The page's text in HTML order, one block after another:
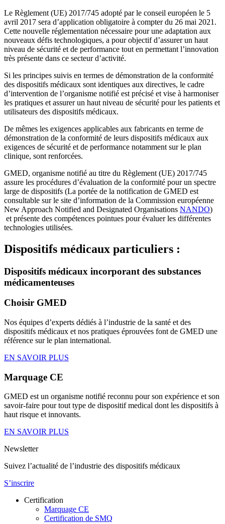
Le Règlement (UE) 2017/745 adopté par le conseil européen le 5
avril 2017 sera d’application obligatoire à compter du 26 mai 2021.
Cette nouvelle réglementation nécessaire pour une adaptation aux
nouveaux défis technologiques, a pour objectif d’assurer un haut
niveau de sécurité et de performance tout en permettant l’innovation
très présente dans ce secteur d’activité.
Si les principes suivis en termes de démonstration de la conformité
des dispositifs médicaux sont identiques aux directives, le cadre
d’intervention de l’organisme notifié est précisé et vise à harmoniser
les pratiques et assurer un haut niveau de sécurité pour les patients et
utilisateurs des dispositifs médicaux.
De mêmes les exigences applicables aux fabricants en terme de
démonstration de la conformité de leurs dispositifs médicaux aux
exigences de sécurité et de performance notamment sur le plan
clinique, sont renforcées.
GMED, organisme notifié au titre du Règlement (UE) 2017/745
assure les procédures d’évaluation de la conformité pour un spectre
large de dispositifs (La portée de la notification de GMED est
consultable sur le site d’information de la Commission européenne
New Approach Notified and Designated Organisations NANDO)
et présente des compétences pointues pour évaluer les différentes
technologies utilisées.
Dispositifs médicaux particuliers :
Dispositifs médicaux incorporant des substances
médicamenteuses
Choisir GMED
Nos équipes d’experts dédiés à l’industrie de la santé et des
dispositifs médicaux et nos pratiques éprouvées font de GMED une
référence sur le plan international.
EN SAVOIR PLUS
Marquage CE
GMED est un organisme notifié reconnu pour son expérience et son
savoir-faire pour tout type de dispositif medical dont les dispositifs à
haut risque et innovants.
EN SAVOIR PLUS
Newsletter
Suivez l’actualité de l’industrie des dispositifs médicaux
S’inscrire
Certification
Marquage CE
Certification de SMQ